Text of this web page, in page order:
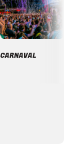
CARNAVAL